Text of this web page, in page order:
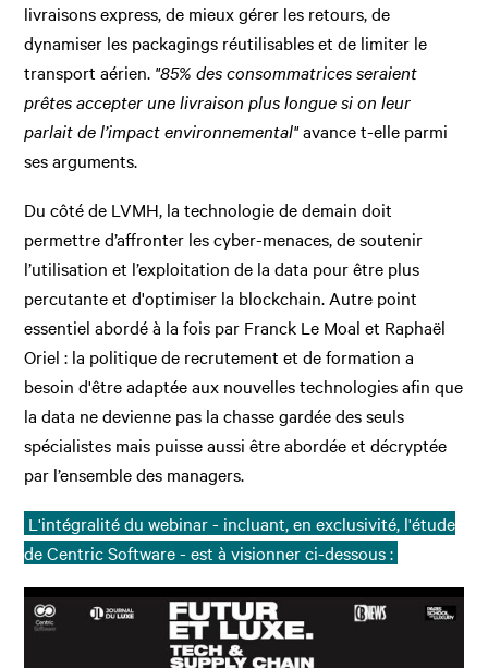
livraisons express, de mieux gérer les retours, de
dynamiser les packagings réutilisables et de limiter le
transport aérien. "85% des consommatrices seraient
prêtes accepter une livraison plus longue si on leur
parlait de l’impact environnemental"avance t-elle parmi
ses arguments.
Du côté de LVMH, la technologie de demain doit
permettre d’affronter les cyber-menaces, de soutenir
l’utilisation et l’exploitation de la data pour être plus
percutante et d'optimiser la blockchain. Autre point
essentiel abordé à la fois par Franck Le Moal et Raphaël
Oriel : la politique de recrutement et de formation a
besoin d'être adaptée aux nouvelles technologies afin que
la data ne devienne pas la chasse gardée des seuls
spécialistes mais puisse aussi être abordée et décryptée
par l’ensemble des managers.
L'intégralité du webinar - incluant, en exclusivité, l'étude
de Centric Software - est à visionner ci-dessous :